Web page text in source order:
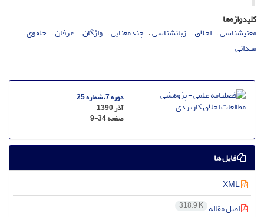
کلیدواژه‌ها
معنی‏شناسی اخلاق زبانشناسی چندمعنایی واژگان عرفان حلقوی
میدانی
دوره 7، شماره 25
آذر 1390
صفحه9-34
فایل ها
اصل مقاله 318.9 K